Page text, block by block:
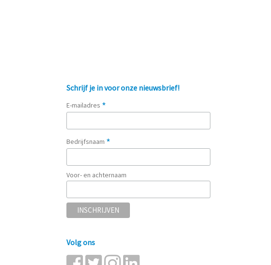
Schrijf je in voor onze nieuwsbrief!
E-mailadres *
Bedrijfsnaam *
Voor- en achternaam
Volg ons